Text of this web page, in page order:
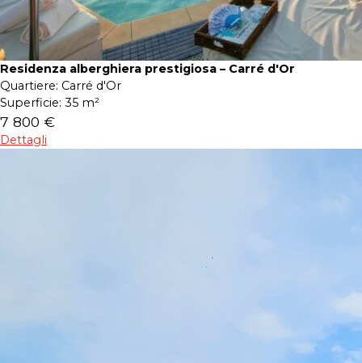
Residenza alberghiera prestigiosa – Carré d'Or
Quartiere: Carré d'Or
Superficie: 35 m²
7 800 €
Dettagli